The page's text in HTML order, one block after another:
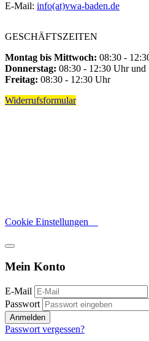
E-Mail: info(at)vwa-baden.de
GESCHÄFTSZEITEN
Montag bis Mittwoch: 08:30 -
Donnerstag: 08:30 - 12:30 Uhr
Freitag: 08:30 - 12:30 Uhr
Widerrufsformular
Cookie Einstellungen
Mein Konto
E-Mail
Passwort
Anmelden
Passwort vergessen?